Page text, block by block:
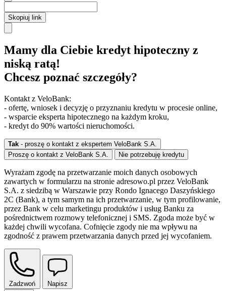
Skopiuj link
Mamy dla Ciebie kredyt hipoteczny z
niską ratą!
Chcesz poznać szczegóły?
Kontakt z VeloBank:
- ofertę, wniosek i decyzję o przyznaniu kredytu w procesie online,
- wsparcie eksperta hipotecznego na każdym kroku,
- kredyt do 90% wartości nieruchomości.
Tak - proszę o kontakt z ekspertem VeloBank S.A.
Proszę o kontakt z VeloBank S.A.
Nie potrzebuję kredytu
Wyrażam zgodę na przetwarzanie moich danych osobowych
zawartych w formularzu na stronie adresowo.pl przez VeloBank
S.A. z siedzibą w Warszawie przy Rondo Ignacego Daszyńskiego
2C (Bank), a tym samym na ich przetwarzanie, w tym profilowanie,
przez Bank w celu marketingu produktów i usług Banku za
pośrednictwem rozmowy telefonicznej i SMS. Zgoda może być w
każdej chwili wycofana. Cofnięcie zgody nie ma wpływu na
zgodność z prawem przetwarzania danych przed jej wycofaniem.
Zadzwoń Napisz